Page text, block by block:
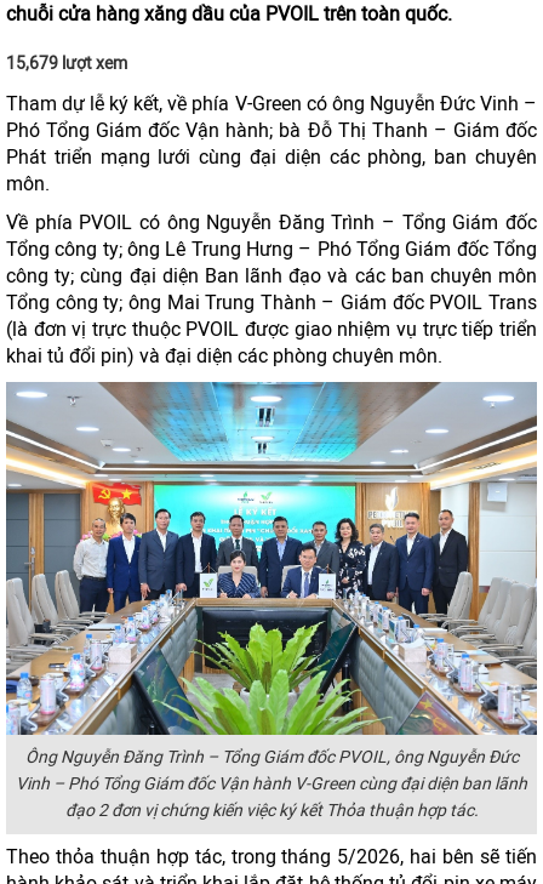
chuỗi cửa hàng xăng dầu của PVOIL trên toàn quốc.
15,679 lượt xem
Tham dự lễ ký kết, về phía V-Green có ông Nguyễn Đức Vinh –
Phó Tổng Giám đốc Vận hành; bà Đỗ Thị Thanh – Giám đốc
Phát triển mạng lưới cùng đại diện các phòng, ban chuyên
môn.
Về phía PVOIL có ông Nguyễn Đăng Trình – Tổng Giám đốc
Tổng công ty; ông Lê Trung Hưng – Phó Tổng Giám đốc Tổng
công ty; cùng đại diện Ban lãnh đạo và các ban chuyên môn
Tổng công ty; ông Mai Trung Thành – Giám đốc PVOIL Trans
(là đơn vị trực thuộc PVOIL được giao nhiệm vụ trực tiếp triển
khai tủ đổi pin) và đại diện các phòng chuyên môn.
Ông Nguyễn Đăng Trình – Tổng Giám đốc PVOIL, ông Nguyễn Đức
Vinh – Phó Tổng Giám đốc Vận hành V-Green cùng đại diện ban lãnh
đạo 2 đơn vị chứng kiến việc ký kết Thỏa thuận hợp tác.
Theo thỏa thuận hợp tác, trong tháng 5/2026, hai bên sẽ tiến